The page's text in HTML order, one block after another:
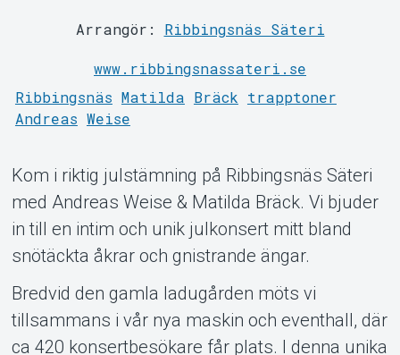
Support
Arrangör: Ribbingsnäs Säteri
www.ribbingsnassateri.se
Ribbingsnäs Matilda Bräck trapptoner
Andreas Weise
Kom i riktig julstämning på Ribbingsnäs Säteri
med Andreas Weise & Matilda Bräck. Vi bjuder
in till en intim och unik julkonsert mitt bland
snötäckta åkrar och gnistrande ängar.
Bredvid den gamla ladugården möts vi
tillsammans i vår nya maskin och eventhall, där
ca 420 konsertbesökare får plats. I denna unika